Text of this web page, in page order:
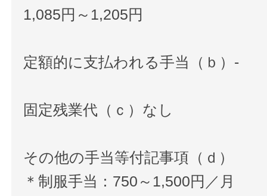
1,085円～1,205円
定額的に支払われる手当（ｂ）-
固定残業代（ｃ）なし
その他の手当等付記事項（ｄ）
＊制服手当：750～1,500円／月